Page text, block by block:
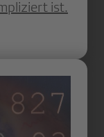
ist.